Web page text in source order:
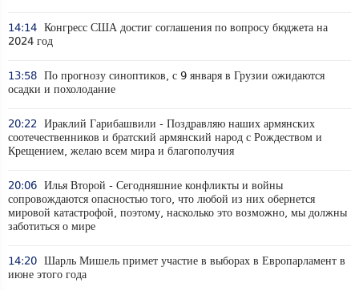
14:14 Конгресс США достиг соглашения по вопросу бюджета на
2024 год
13:58 По прогнозу синоптиков, с 9 января в Грузии ожидаются
осадки и похолодание
20:22
Ираклий Гарибашвили - Поздравляю наших армянских
соотечественников и братский армянский народ с Рождеством и
Крещением, желаю всем мира и благополучия
20:06 Илья Второй - Сегодняшние конфликты и войны
сопровождаются опасностью того, что любой из них обернется
мировой катастрофой, поэтому, насколько это возможно, мы должны
заботиться о мире
14:20 Шарль Мишель примет участие в выборах в Европарламент в
июне этого года